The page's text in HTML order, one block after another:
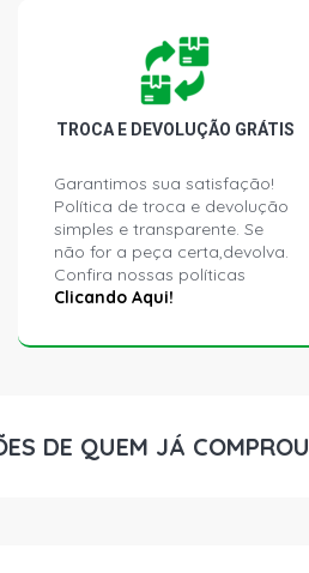
TROCA E DEVOLUÇÃO GRÁTIS
Garantimos sua satisfação!
Política de troca e devolução
simples e transparente. Se
não for a peça certa,devolva.
Confira nossas políticas
Clicando Aqui!
DE QUEM JÁ COMPROU